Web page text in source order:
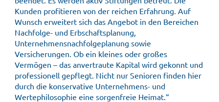
Kunden profitieren von der reichen Erfahrung. Auf
Wunsch erweitert sich das Angebot in den Bereichen
Nachfolge- und Erbschaftsplanung,
Unternehmensnachfolgeplanung sowie
Versicherungen. Ob ein kleines oder großes
Vermögen – das anvertraute Kapital wird gekonnt und
professionell gepflegt. Nicht nur Senioren finden hier
durch die konservative Unternehmens- und
Wertephilosophie eine sorgenfreie Heimat.“